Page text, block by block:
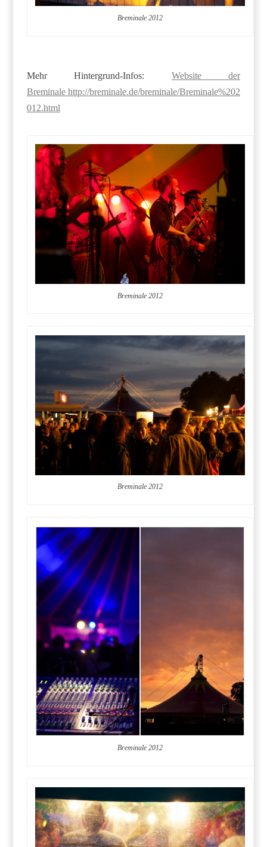
Breminale 2012
Mehr Hintergrund-Infos: Website der
Breminale http://breminale.de/breminale/Breminale%202
012.html
Breminale 2012
Breminale 2012
Breminale 2012